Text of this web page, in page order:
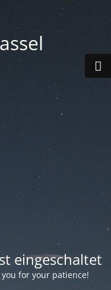
eingeschaltet
for your patience!